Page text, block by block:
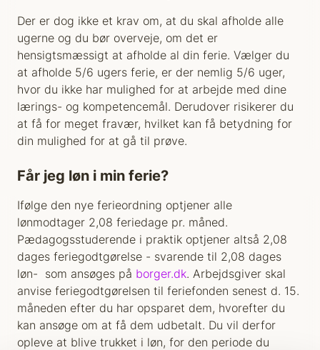
Der er dog ikke et krav om, at du skal afholde alle
ugerne og du bør overveje, om det er
hensigtsmæssigt at afholde al din ferie. Vælger du
at afholde 5/6 ugers ferie, er der nemlig 5/6 uger,
hvor du ikke har mulighed for at arbejde med dine
lærings- og kompetencemål. Derudover risikerer du
at få for meget fravær, hvilket kan få betydning for
din mulighed for at gå til prøve.
Får jeg løn i min ferie?
Ifølge den nye ferieordning optjener alle
lønmodtager 2,08 feriedage pr. måned.
Pædagogsstuderende i praktik optjener altså 2,08
dages feriegodtgørelse - svarende til 2,08 dages
løn- som ansøges på borger.dk. Arbejdsgiver skal
anvise feriegodtgørelsen til feriefonden senest d. 15.
måneden efter du har opsparet dem, hvorefter du
kan ansøge om at få dem udbetalt. Du vil derfor
opleve at blive trukket i løn, for den periode du